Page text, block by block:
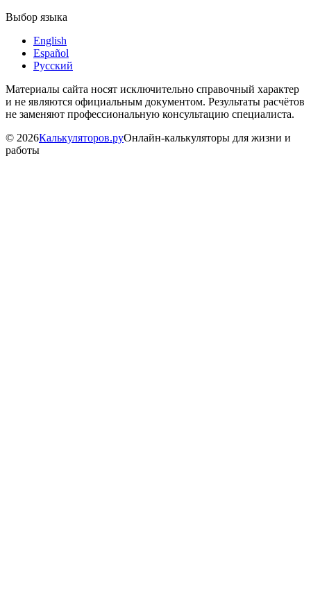
Выбор языка
English
Español
Русский
Материалы сайта носят исключительно справочный характер
и не являются официальным документом. Результаты расчётов
не заменяют профессиональную консультацию специалиста.
© 2026Калькуляторов.руОнлайн-калькуляторы для жизни и
работы